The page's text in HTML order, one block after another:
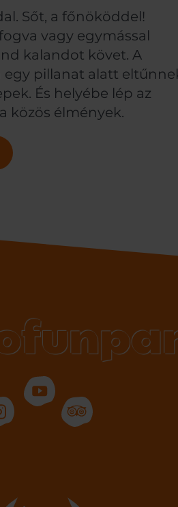
Sőt, a főnököddel!
vagy egymással
kalandot követ. A
egy pillanat alatt
És helyébe lép az
közös élmények.